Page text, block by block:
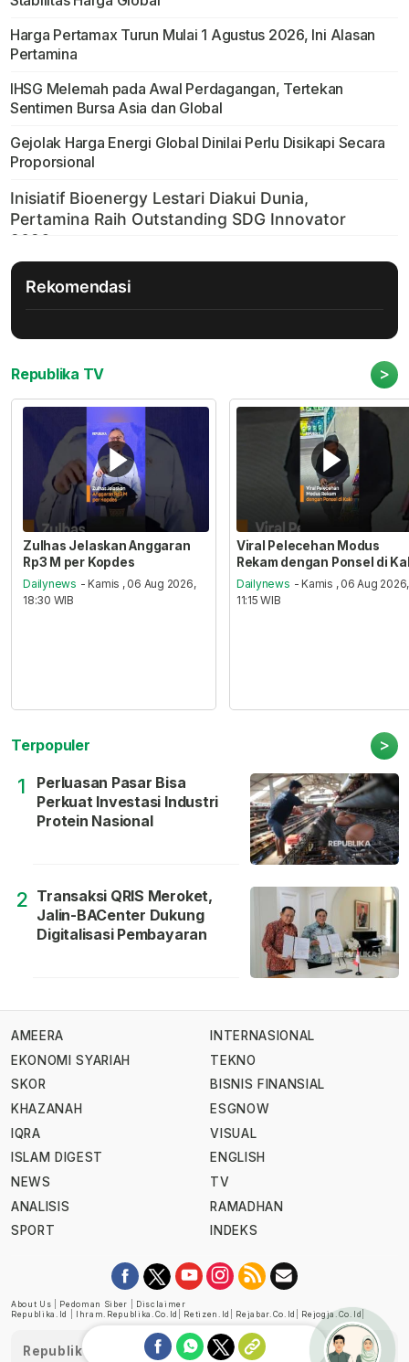
Harga Pertamax Turun Mulai 1 Agustus 2026, Ini Alasan
Pertamina
IHSG Melemah pada Awal Perdagangan, Tertekan
Sentimen Bursa Asia dan Global
Gejolak Harga Energi Global Dinilai Perlu Disikapi Secara
Proporsional
Rekomendasi
Republika TV >
Zulhas Jelaskan Anggaran
Rp3 M per Kopdes
Dailynews - Kamis , 06 Aug 2026,
18:30 WIB
Viral Pelecehan Modus
Rekam dengan Ponsel di
Dailynews - Kamis , 06 Aug 2026,
11:15 WIB
Terpopuler >
1
Perluasan Pasar Bisa
Perkuat Investasi Industri
Protein Nasional
2 Transaksi QRIS Meroket,
Jalin-BACenter Dukung
Digitalisasi Pembayaran
AMEERA
EKONOMI SYARIAH
SKOR
KHAZANAH
IQRA
ISLAM DIGEST
NEWS
ANALISIS
SPORT
INTERNASIONAL
TEKNO
BISNIS FINANSIAL
ESGNOW
VISUAL
ENGLISH
TV
RAMADHAN
INDEKS
About Us Pedoman Siber
Disclaimer
Republika.id
Ihram.republika.co.id Retizen.id Rejabar.co.id Rejogja.co.id
Republika telah diverifikasi oleh Dewan Pers